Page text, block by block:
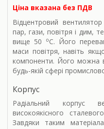
Ціна вказана без ПДВ
Відцентровий
пар, гази, повітря і дим,
вище 50
оС. Його
маси повітря, навіть
компоненти. Його можна
будь-якій сфері
Корпус
Радіальний корпус
високоякісного
Завдяки таким